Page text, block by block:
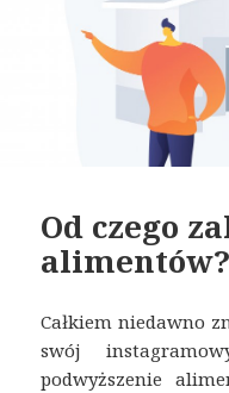
Od czego
alimentów?
Całkiem niedawno
swój
podwyższenie